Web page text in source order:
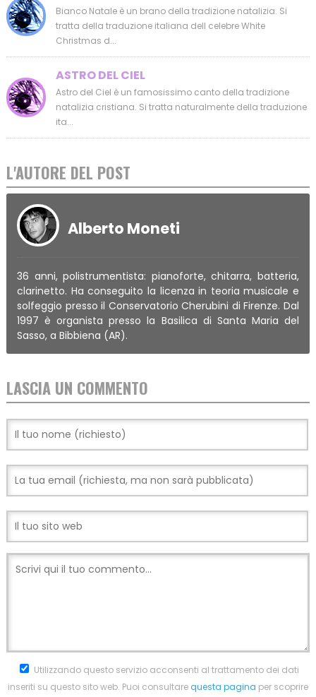
Bianco Natale è un brano della tradizione natalizia. Si
tratta della traduzione italiana dell celebre White
Christmas d...
ASTRO DEL CIEL
Astro del Ciel è un famosissimo canto della tradizione
natalizia cristiana. Si tratta naturalmente della traduzione
ita...
L'AUTORE DEL POST
Alberto Moneti
36 anni, polistrumentista: pianoforte, chitarra, batteria,
clarinetto. Ha conseguito la licenza in teoria musicale e
solfeggio presso il Conservatorio Cherubini di Firenze. Dal
1997 è organista presso la Basilica di Santa Maria del
Sasso, a Bibbiena (AR).
LASCIA UN COMMENTO
Utilizzando questo servizio acconsenti al trattamento dei dati
inseriti su questo sito web. Puoi consultarequesta pagina per scoprire